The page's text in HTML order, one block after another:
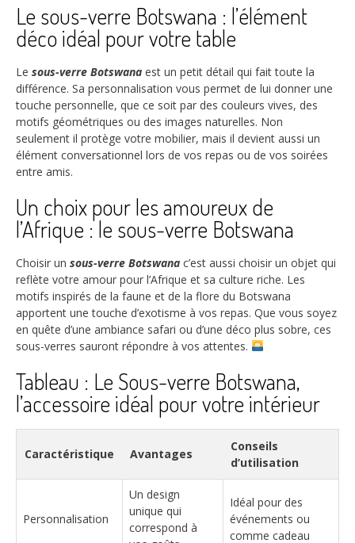
Le sous-verre Botswana : l’élément
déco idéal pour votre table
Le sous-verre Botswana est un petit détail qui fait toute la
différence. Sa personnalisation vous permet de lui donner une
touche personnelle, que ce soit par des couleurs vives, des
motifs géométriques ou des images naturelles. Non
seulement il protège votre mobilier, mais il devient aussi un
élément conversationnel lors de vos repas ou de vos soirées
entre amis.
Un choix pour les amoureux de
l’Afrique : le sous-verre Botswana
Choisir un sous-verre Botswana c’est aussi choisir un objet qui
reflète votre amour pour l’Afrique et sa culture riche. Les
motifs inspirés de la faune et de la flore du Botswana
apportent une touche d’exotisme à vos repas. Que vous soyez
en quête d’une ambiance safari ou d’une déco plus sobre, ces
sous-verres sauront répondre à vos attentes.
Tableau : Le Sous-verre Botswana,
l’accessoire idéal pour votre intérieur
Caractéristique Avantages
Conseils
d’utilisation
Personnalisation
Un design
unique qui
correspond à
Idéal pour des
événements ou
comme cadeau